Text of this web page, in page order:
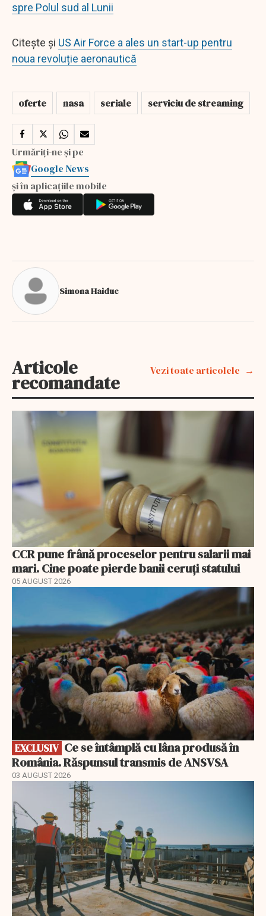
spre Polul sud al Lunii
Citește și US Air Force a ales un start-up pentru
noua revoluție aeronautică
oferte nasa seriale serviciu de streaming
Urmăriți-ne și pe
Google News
și în aplicațiile mobile
Simona Haiduc
Articole
recomandate
Vezi toate articolele
CCR pune frână proceselor pentru salarii mai
mari. Cine poate pierde banii ceruți statului
05 AUGUST 2026
EXCLUSIV
România. Răspunsul transmis de ANSVSA
03 AUGUST 2026